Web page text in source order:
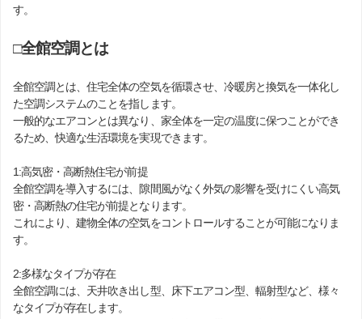
す。
□全館空調とは
全館空調とは、住宅全体の空気を循環させ、冷暖房と換気を一体化し
た空調システムのことを指します。
一般的なエアコンとは異なり、家全体を一定の温度に保つことができ
るため、快適な生活環境を実現できます。
1:高気密・高断熱住宅が前提
全館空調を導入するには、隙間風がなく外気の影響を受けにくい高気
密・高断熱の住宅が前提となります。
これにより、建物全体の空気をコントロールすることが可能になりま
す。
2:多様なタイプが存在
全館空調には、天井吹き出し型、床下エアコン型、輻射型など、様々
なタイプが存在します。